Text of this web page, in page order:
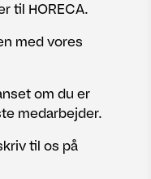
til HORECA.
med vores
om du er
medarbejder.
til os på